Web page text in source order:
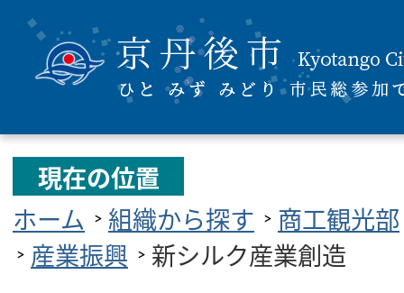
現在の位置
ホーム
組織から探す
商工観光部
産業振興
新シルク産業創造